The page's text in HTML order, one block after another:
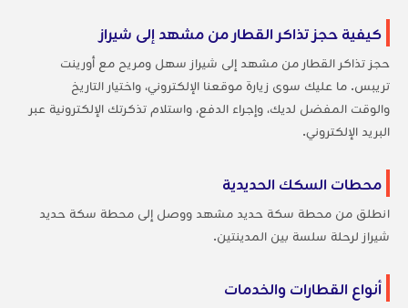
كيفية حجز تذاكر القطار من مشهد إلى شيراز
حجز تذاكر القطار من مشهد إلى شيراز سهل ومريح مع أورينت
تريبس. ما عليك سوى زيارة موقعنا الإلكتروني، واختيار التاريخ
والوقت المفضل لديك، وإجراء الدفع، واستلام تذكرتك الإلكترونية عبر
البريد الإلكتروني.
محطات السكك الحديدية
انطلق من محطة سكة حديد مشهد ووصل إلى محطة سكة حديد
شيراز لرحلة سلسة بين المدينتين.
أنواع القطارات والخدمات